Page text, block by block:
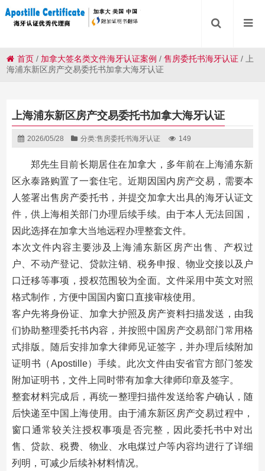
首页 / 加拿大签名类文件海牙认证案例 /售房委托书海牙认证 /
上
海浦东新区房产交易委托书加拿大海牙认证
上海浦东新区房产交易委托书加拿大海牙认证
2026/05/28 分类:售房委托书海牙认证 149
郑先生目前长期居住在加拿大，多年前在上海浦东新
区永泰路购置了一套住宅。近期因国内房产交易，需要本
人签署出售房产委托书，并提交加拿大出具的海牙认证文
件，供上海相关部门办理后续手续。由于本人无法回国，
因此选择在加拿大当地远程办理整套文件。
本次文件内容主要涉及上海浦东新区房产出售、产权过
户、不动产登记、贷款注销、税务申报、物业交接以及户
口迁移等事项，授权范围较为全面。文件采用中英文对照
格式制作，方便中国国内窗口直接审核使用。
客户先将身份证、加拿大护照及房产资料扫描发送，由我
们协助整理委托书内容，并按照中国房产交易部门常用格
式排版。随后安排加拿大律师见证签字，并办理后续附加
证明书（Apostille）手续。此次文件由安省官方部门签发
附加证明书，文件上同时带有加拿大律师印章及签字。
整套材料完成后，再统一整理扫描件发送给客户确认，随
后快递至中国上海使用。由于浦东新区房产交易过程中，
窗口通常较关注授权事项是否完整，因此委托书中对出
售、贷款、税费、物业、水电煤过户等内容均进行了详细
列明，可减少后续补材料情况。